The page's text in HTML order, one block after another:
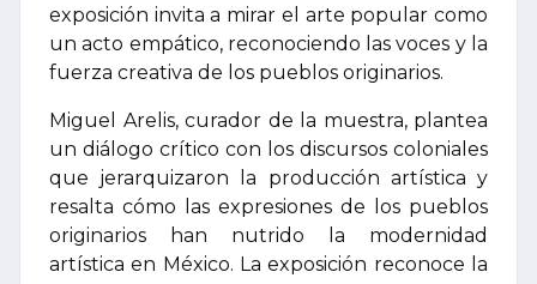
exposición invita a mirar el arte popular como
un acto empático, reconociendo las voces y la
fuerza creativa de los pueblos originarios.
Miguel Arelis, curador de la muestra, plantea
un diálogo crítico con los discursos coloniales
que jerarquizaron la producción artística y
resalta cómo las expresiones de los pueblos
originarios han nutrido la modernidad
artística en México. La exposición reconoce la